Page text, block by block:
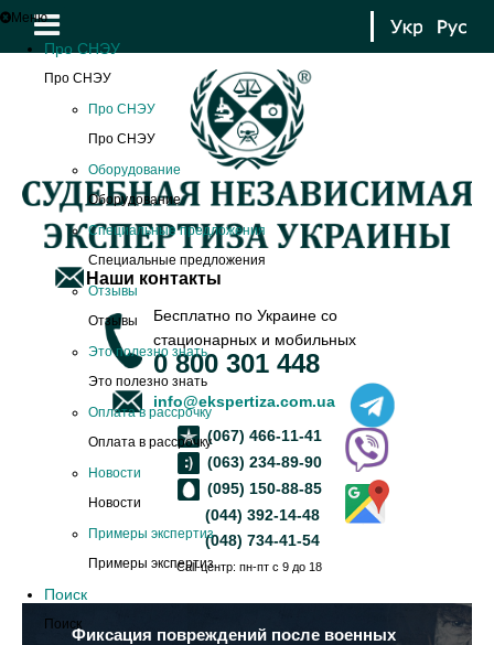
Меню
Про СНЭУ
Про СНЭУ
Про СНЭУ
Про СНЭУ
Оборудование
Оборудование
Специальные предложения
Специальные предложения
Отзывы
Отзывы
Это полезно знать
Это полезно знать
Оплата в рассрочку
Оплата в рассрочку
Новости
Новости
Примеры экспертиз
Примеры экспертиз
Поиск
Поиск
Наши контакты
Бесплатно по Украине со
стационарных и мобильных
0 800 301 448
info@ekspertiza.com.ua
(067) 466-11-41
(063) 234-89-90
(095) 150-88-85
(044) 392-14-48
(048) 734-41-54
Call-центр: пн-пт с 9 до 18
Фиксация повреждений после военных